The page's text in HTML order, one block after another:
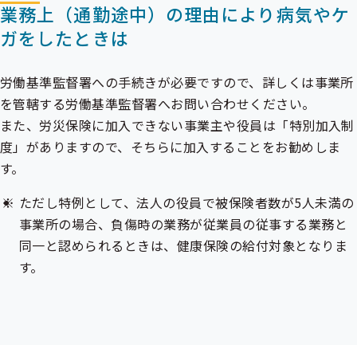
業務上（通勤途中）の理由により病気やケ
ガをしたときは
労働基準監督署への手続きが必要ですので、詳しくは事業所
を管轄する労働基準監督署へお問い合わせください。
また、労災保険に加入できない事業主や役員は「特別加入制
度」がありますので、そちらに加入することをお勧めしま
す。
ただし特例として、法人の役員で被保険者数が5人未満の
事業所の場合、負傷時の業務が従業員の従事する業務と
同一と認められるときは、健康保険の給付対象となりま
す。